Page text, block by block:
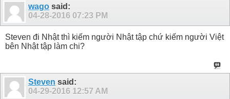
wago said:
04-28-2016 07:23 PM
Steven đi Nhật thì kiếm người Nhật tập chứ kiếm người Việt
bên Nhật tập làm chi?
Steven said:
04-29-2016 12:57 AM